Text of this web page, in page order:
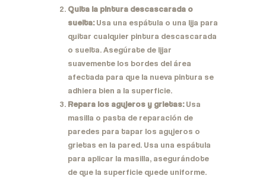
Quita la pintura descascarada o
suelta:Usa una espátula o una lija para
quitar cualquier pintura descascarada
o suelta. Asegúrate de lijar
suavemente los bordes del área
afectada para que la nueva pintura se
adhiera bien a la superficie.
Repara los agujeros y grietas:Usa
masilla o pasta de reparación de
paredes para tapar los agujeros o
grietas en la pared. Usa una espátula
para aplicar la masilla, asegurándote
de que la superficie quede uniforme.